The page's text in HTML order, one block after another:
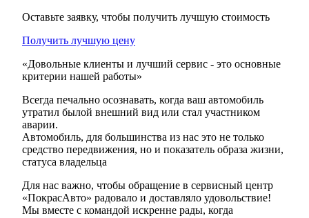
Оставьте заявку, чтобы получить лучшую стоимость
Получить лучшую цену
«Довольные клиенты и лучший сервис - это основные
критерии нашей работы»
Всегда печально осознавать, когда ваш автомобиль
утратил былой внешний вид или стал участником
аварии.
Автомобиль, для большинства из нас это не только
средство передвижения, но и показатель образа жизни,
статуса владельца
Для нас важно, чтобы обращение в сервисный центр
«ПокрасАвто» радовало и доставляло удовольствие!
Мы вместе с командой искренне рады, когда